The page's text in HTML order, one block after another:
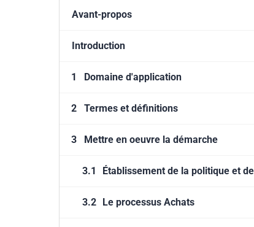
Avant-propos
Introduction
1 Domaine d'application
2 Termes et définitions
3 Mettre en oeuvre la démarche
3.1 Établissement de la politique et
3.2 Le processus Achats